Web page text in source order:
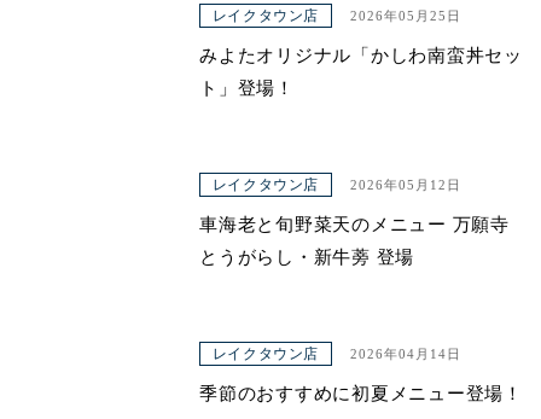
レイクタウン店 2026年05月25日
みよたオリジナル「かしわ南蛮丼セッ
ト」登場！
レイクタウン店 2026年05月12日
車海老と旬野菜天のメニュー 万願寺
とうがらし・新牛蒡 登場
レイクタウン店 2026年04月14日
季節のおすすめに初夏メニュー登場！